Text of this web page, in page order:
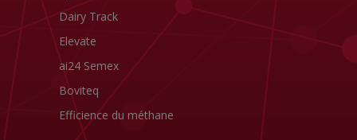
Dairy Track
Elevate
ai24 Semex
Boviteq
Efficience du méthane